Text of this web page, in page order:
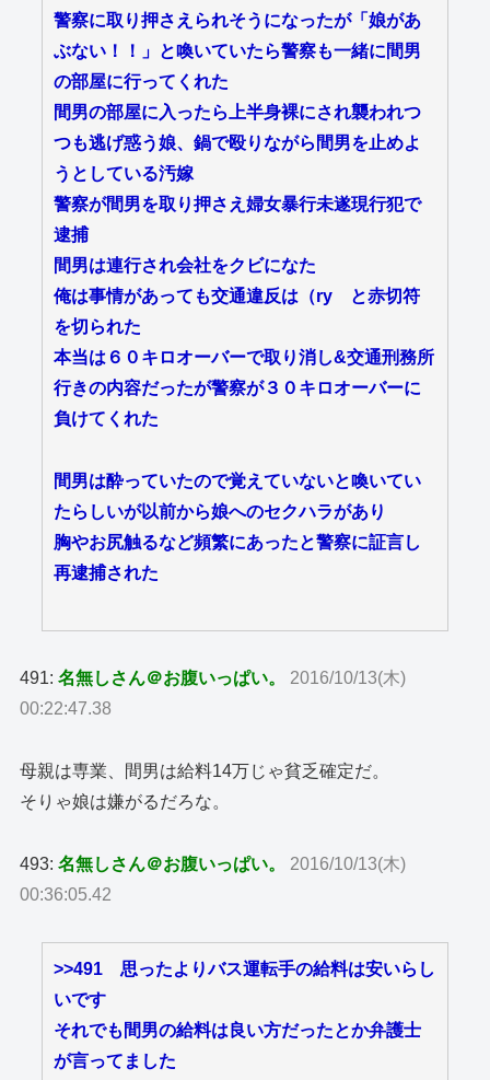
警察に取り押さえられそうになったが「娘があ
ぶない！！」と喚いていたら警察も一緒に間男
の部屋に行ってくれた
間男の部屋に入ったら上半身裸にされ襲われつ
つも逃げ惑う娘、鍋で殴りながら間男を止めよ
うとしている汚嫁
警察が間男を取り押さえ婦女暴行未遂現行犯で
逮捕
間男は連行され会社をクビになた
俺は事情があっても交通違反は（ry と赤切符
を切られた
本当は６０キロオーバーで取り消し&交通刑務所
行きの内容だったが警察が３０キロオーバーに
負けてくれた
間男は酔っていたので覚えていないと喚いてい
たらしいが以前から娘へのセクハラがあり
胸やお尻触るなど頻繁にあったと警察に証言し
再逮捕された
491:名無しさん＠お腹いっぱい。
2016/10/13(木)
00:22:47.38
母親は専業、間男は給料14万じゃ貧乏確定だ。
そりゃ娘は嫌がるだろな。
493:名無しさん＠お腹いっぱい。
2016/10/13(木)
00:36:05.42
>>491 思ったよりバス運転手の給料は安いらし
いです
それでも間男の給料は良い方だったとか弁護士
が言ってました